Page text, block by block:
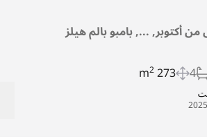
أكتوبر, ..., بامبو بالم هيلز
4
273 m
2